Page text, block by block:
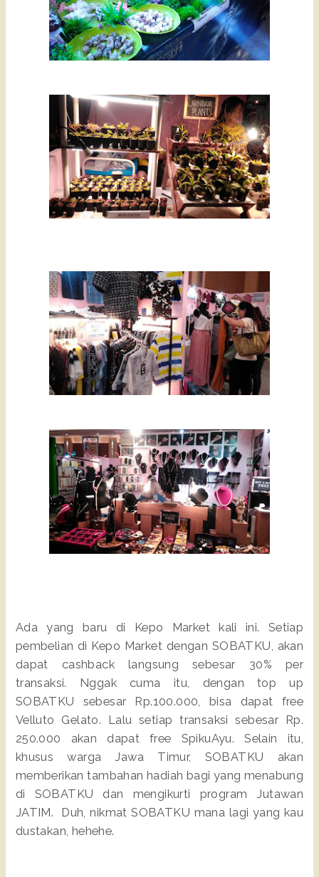
Ada yang baru di Kepo Market kali ini. Setiap
pembelian di Kepo Market dengan SOBATKU, akan
dapat cashback langsung sebesar 30% per
transaksi. Nggak cuma itu, dengan top up
SOBATKU sebesar Rp.100.000, bisa dapat free
Velluto Gelato. Lalu setiap transaksi sebesar Rp.
250.000 akan dapat free SpikuAyu. Selain itu,
khusus warga Jawa Timur, SOBATKU akan
memberikan tambahan hadiah bagi yang menabung
di SOBATKU dan mengikurti program Jutawan
JATIM. Duh, nikmat SOBATKU mana lagi yang kau
dustakan, hehehe.